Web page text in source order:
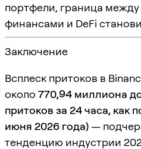
портфели, граница
финансами и DeFi
Заключение
Всплеск притоков в
около 770,94 миллиона
притоков за 24 часа, как
июня 2026 года)—
тенденцию индустрии